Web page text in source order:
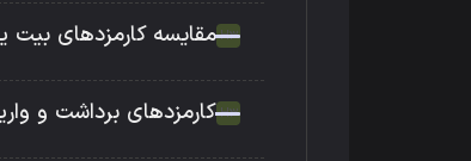
مقایسه کارمزدهای بیت
کارمزدهای برداشت و